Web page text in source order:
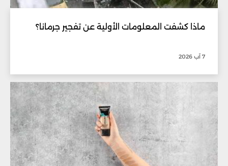
ماذا كشفت المعلومات الأولية عن تفجير جرمانا؟
7 آب 2026